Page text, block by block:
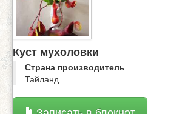
Куст мухоловки
Страна производитель
Тайланд